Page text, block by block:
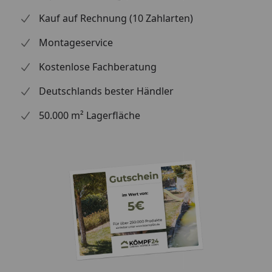
Farbsystemstreichen wollen, finden Sie die benötigte
Menge an Farbeimern in der nachfolgenden Tabelle
2,26 m²
Grundfläche
1,14 m²
Gesamthöhe:
291 cm
125 cm
Kauf auf Rechnung (10 Zahlarten)
Montageservice
Kostenlose Fachberatung
Deutschlands bester Händler
50.000 m² Lagerfläche